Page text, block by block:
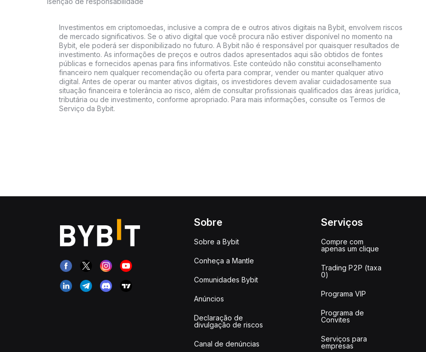
Investimentos em criptomoedas, inclusive a compra de e outros ativos digitais na Bybit, envolvem riscos
de mercado significativos. Se o ativo digital que você procura não estiver disponível no momento na
Bybit, ele poderá ser disponibilizado no futuro. A Bybit não é responsável por quaisquer resultados de
investimento. As informações de preços e outros dados apresentados aqui são obtidos de fontes
públicas e fornecidos apenas para fins informativos. Este conteúdo não constitui aconselhamento
financeiro nem qualquer recomendação ou oferta para comprar, vender ou manter qualquer ativo
digital. Antes de operar ou manter ativos digitais, os investidores devem avaliar cuidadosamente sua
situação financeira e tolerância ao risco, além de consultar profissionais qualificados das áreas jurídica,
tributária ou de investimento, conforme apropriado. Para mais informações, consulte os Termos de
Serviço da Bybit.
Sobre
Sobre a Bybit
Conheça a Mantle
Comunidades Bybit
Anúncios
Declaração de
divulgação de riscos
Canal de denúncias
Serviços
Compre com
apenas um clique
Trading P2P (taxa
0)
Programa VIP
Programa de
Convites
Serviços para
empresas